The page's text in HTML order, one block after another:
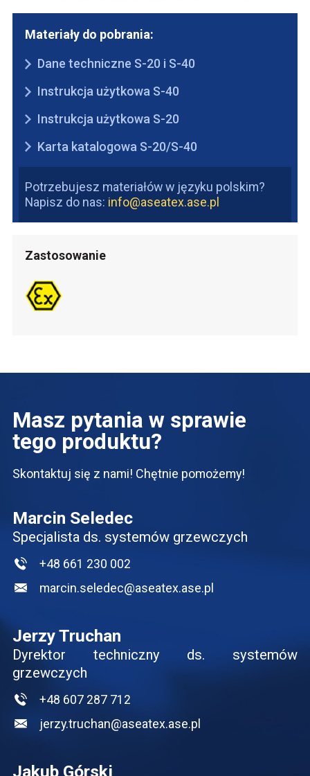
Materiały do pobrania:
Dane techniczne S-20 i S-40
Instrukcja użytkowa S-40
Instrukcja użytkowa S-20
Karta katalogowa S-20/S-40
Potrzebujesz materiałów w języku polskim?
Napisz do nas: info@aseatex.ase.pl
Zastosowanie
Masz pytania w sprawie
tego produktu?
Skontaktuj się z nami! Chętnie pomożemy!
Marcin Seledec
Specjalista ds. systemów grzewczych
+48 661 230 002
marcin.seledec@aseatex.ase.pl
Jerzy Truchan
Dyrektor techniczny ds. systemów
grzewczych
+48 607 287 712
jerzy.truchan@aseatex.ase.pl
Jakub Górski